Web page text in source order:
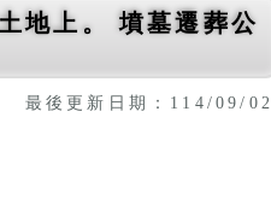
地上。 墳墓遷葬公
最後更新日期：114/09/02